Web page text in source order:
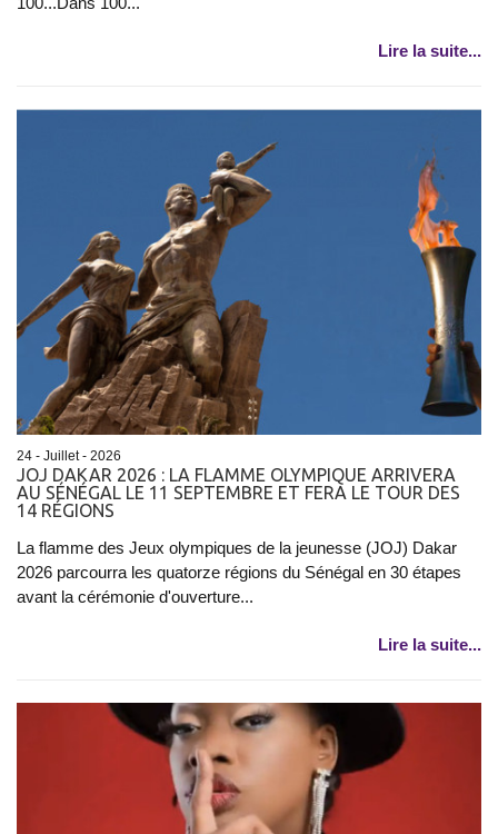
Lire la suite...
24 - Juillet - 2026
JOJ DAKAR 2026 : LA FLAMME OLYMPIQUE ARRIVERA
AU SÉNÉGAL LE 11 SEPTEMBRE ET FERA LE TOUR DES
14 RÉGIONS
La flamme des Jeux olympiques de la jeunesse (JOJ) Dakar
2026 parcourra les quatorze régions du Sénégal en 30 étapes
avant la cérémonie d'ouverture...
Lire la suite...